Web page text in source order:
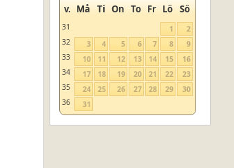
v. Må Ti On To Fr Lö Sö
31 1
2
32
3 4 5 6 7 8
9
33
10 11 12 13 14 15
16
34
17 18 19 20 21 22
23
35
24 25 26 27 28 29
30
36
31